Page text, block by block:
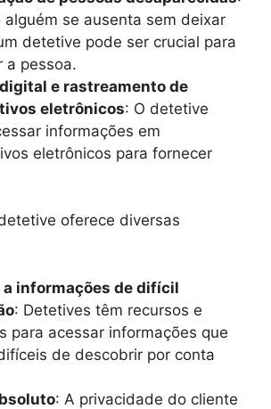
alguém se ausenta sem deixar
detetive pode ser crucial para
a pessoa.
e rastreamento de
eletrônicos: O detetive
informações em
eletrônicos para fornecer
oferece diversas
a informações de difícil
: Detetives têm recursos e
para acessar informações que
de descobrir por conta
: A privacidade do cliente